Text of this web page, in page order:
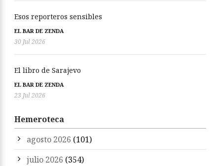
Esos reporteros sensibles
EL BAR DE ZENDA
30 Jul 2026
El libro de Sarajevo
EL BAR DE ZENDA
23 Jul 2026
Hemeroteca
agosto 2026 (101)
julio 2026 (354)